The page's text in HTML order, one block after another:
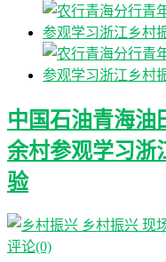
中国石油青海油
余村参观学习浙
验
乡村振兴 现
评论(0)